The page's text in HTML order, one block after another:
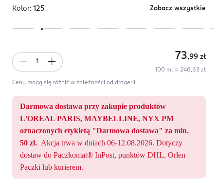
Kolor: 125 Zobacz wszystkie
73,99 zł
100 ml = 246,63 zł
Ceny mogą się różnić w zależności od drogerii.
Darmowa dostawa przy zakupie produktów
L'OREAL PARIS, MAYBELLINE, NYX PM
oznaczonych etykietą "Darmowa dostawa" za min.
50 zł. Akcja trwa w dniach 06-12.08.2026. Dotyczy
dostaw do Paczkomat® InPost, punktów DHL, Orlen
Paczki lub kurierem.